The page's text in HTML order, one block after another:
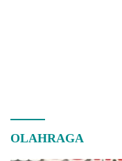
OLAHRAGA